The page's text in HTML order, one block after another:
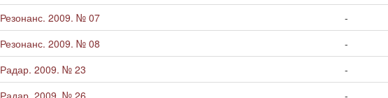
Резонанс. 2009. № 07
-
Резонанс. 2009. № 08
-
Радар. 2009. № 23
-
Радар. 2009. № 26 -